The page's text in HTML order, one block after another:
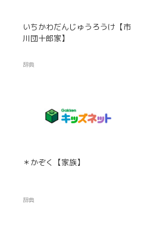
いちかわだんじゅうろうけ【市
川団十郎家】
辞典
＊かぞく【家族】
辞典